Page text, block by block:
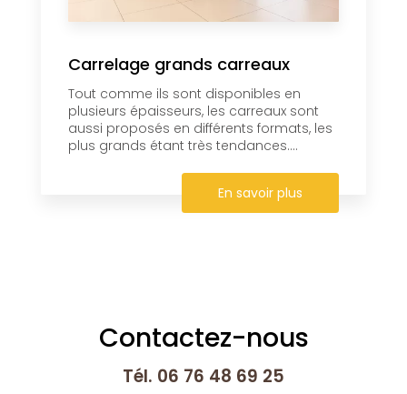
Carrelage grands carreaux
Tout comme ils sont disponibles en
plusieurs épaisseurs, les carreaux sont
aussi proposés en différents formats, les
plus grands étant très tendances....
En savoir plus
Contactez-nous
Tél. 06 76 48 69 25